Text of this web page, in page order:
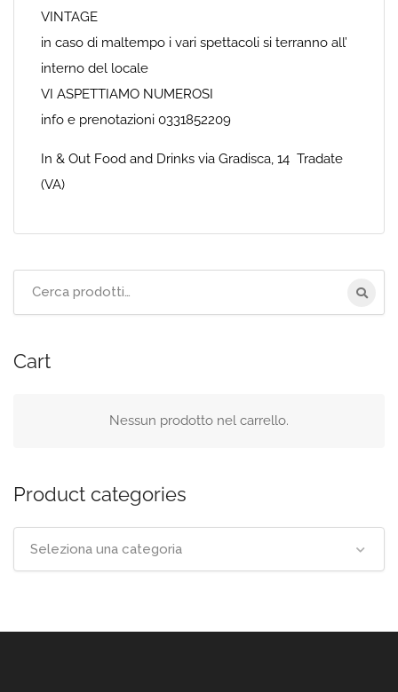
VINTAGE
in caso di maltempo i vari spettacoli si terranno all’
interno del locale
VI ASPETTIAMO NUMEROSI
info e prenotazioni 0331852209
In & Out Food and Drinks via Gradisca, 14 Tradate
(VA)
Cart
Nessun prodotto nel carrello.
Product categories
Seleziona una categoria